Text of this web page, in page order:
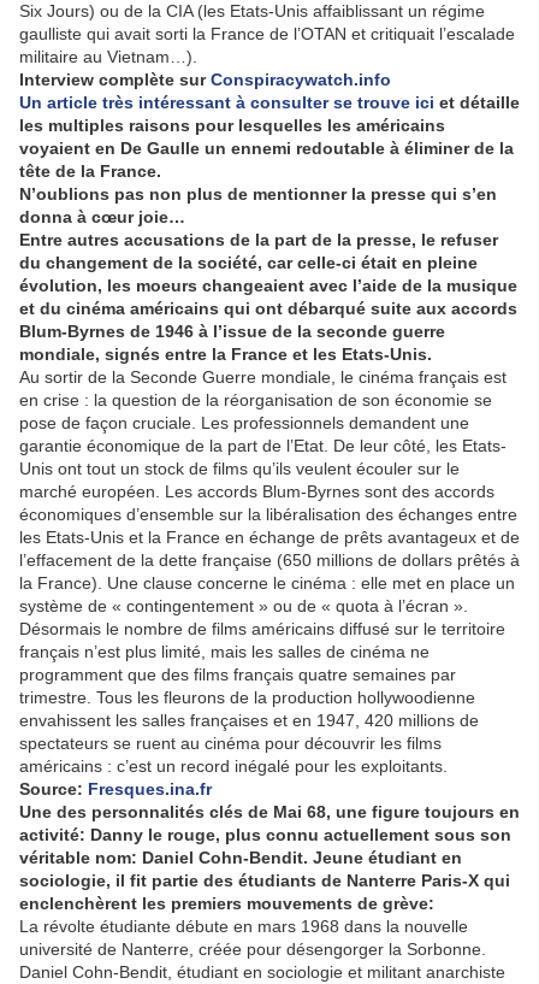
Six Jours) ou de la CIA (les Etats-Unis affaiblissant un régime
gaulliste qui avait sorti la France de l’OTAN et critiquait l’escalade
militaire au Vietnam…).
Interview complète surConspiracywatch.info
Un article très intéressant à consulter se trouve ici et détaille
les multiples raisons pour lesquelles les américains
voyaient en De Gaulle un ennemi redoutable à éliminer de la
tête de la France.
N’oublions pas non plus de mentionner la presse qui s’en
donna à cœur joie…
Entre autres accusations de la part de la presse, le refuser
du changement de la société, car celle-ci était en pleine
évolution, les moeurs changeaient avec l’aide de la musique
et du cinéma américains qui ont débarqué suite aux accords
Blum-Byrnes de 1946 à l’issue de la seconde guerre
mondiale, signés entre la France et les Etats-Unis.
Au sortir de la Seconde Guerre mondiale, le cinéma français est
en crise : la question de la réorganisation de son économie se
pose de façon cruciale. Les professionnels demandent une
garantie économique de la part de l’Etat. De leur côté, les Etats-
Unis ont tout un stock de films qu’ils veulent écouler sur le
marché européen. Les accords Blum-Byrnes sont des accords
économiques d’ensemble sur la libéralisation des échanges entre
les Etats-Unis et la France en échange de prêts avantageux et de
l’effacement de la dette française (650 millions de dollars prêtés à
la France). Une clause concerne le cinéma : elle met en place un
système de « contingentement » ou de « quota à l’écran ».
Désormais le nombre de films américains diffusé sur le territoire
français n’est plus limité, mais les salles de cinéma ne
programment que des films français quatre semaines par
trimestre. Tous les fleurons de la production hollywoodienne
envahissent les salles françaises et en 1947, 420 millions de
spectateurs se ruent au cinéma pour découvrir les films
américains : c’est un record inégalé pour les exploitants.
Source: Fresques.ina.fr
Une des personnalités clés de Mai 68, une figure toujours en
activité: Danny le rouge, plus connu actuellement sous son
véritable nom: Daniel Cohn-Bendit. Jeune étudiant en
sociologie, il fit partie des étudiants de Nanterre Paris-X qui
enclenchèrent les premiers mouvements de grève:
La révolte étudiante débute en mars 1968 dans la nouvelle
université de Nanterre, créée pour désengorger la Sorbonne.
Daniel Cohn-Bendit, étudiant en sociologie et militant anarchiste